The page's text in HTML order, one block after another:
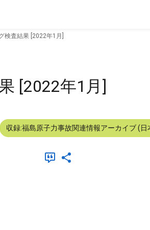
検査結果 [2022年1月]
[2022年1月]
収録:福島原子力事故関連情報アーカイブ (